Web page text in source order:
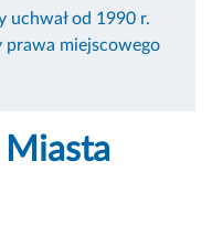
uchwał od 1990 r.
prawa miejscowego
Miasta